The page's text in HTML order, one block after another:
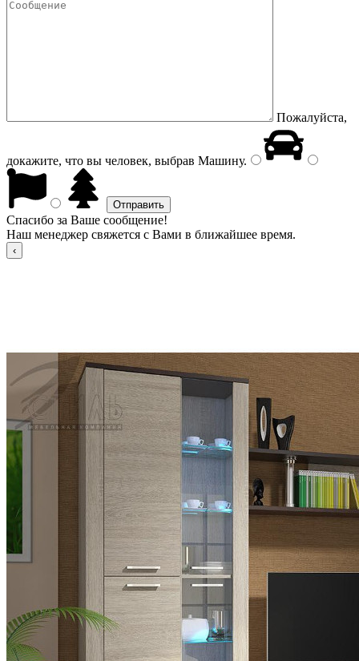
Пожалуйста,
докажите, что вы человек, выбрав Машину.
Спасибо за Ваше сообщение!
Наш менеджер свяжется с Вами в ближайшее время.